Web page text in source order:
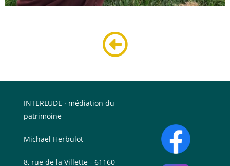
INTERLUDE · médiation du
patrimoine
Michaël Herbulot
8, rue de la Villette - 61160